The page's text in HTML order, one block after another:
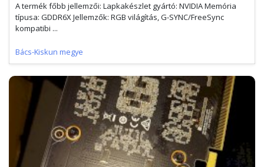
A termék főbb jellemzői: Lapkakészlet gyártó: NVIDIA Memória
típusa: GDDR6X Jellemzők: RGB világítás, G-SYNC/FreeSync
kompatibi ...
Bács-Kiskun megye